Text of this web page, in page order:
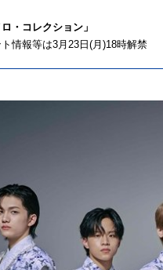
・コレクション」
情報等は3月23日(月)18時解禁